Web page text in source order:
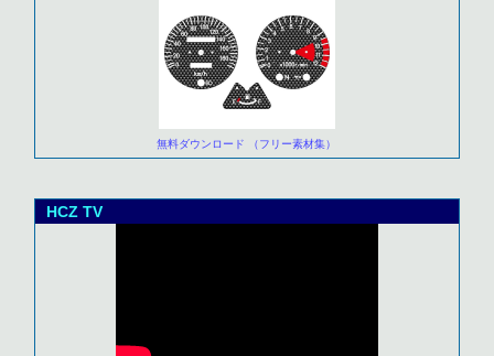
無料ダウンロード （フリー素材集）
HCZ TV